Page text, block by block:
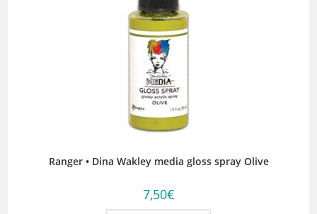
Ranger • Dina Wakley media gloss spray Olive
7,50€